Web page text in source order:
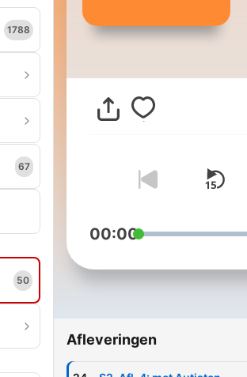
1788
67
50
00:00
Afleveringen